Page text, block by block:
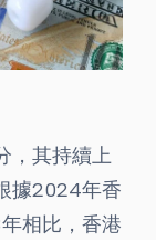
，其持續上
據2024年香
相比，香港